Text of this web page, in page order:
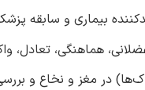
بیماری و سابقه
هماهنگی، تعادل،